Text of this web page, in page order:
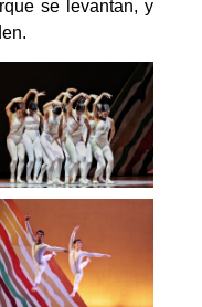
se levantan, y